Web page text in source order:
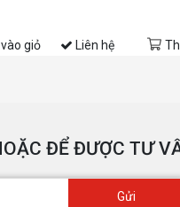
giỏ Liên hệ
ĐỂ ĐƯỢC TƯ
Gửi